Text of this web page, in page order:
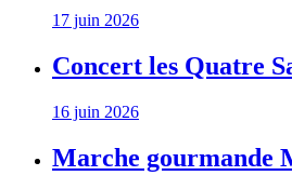
17 juin 2026
Concert les Quatre
16 juin 2026
Marche gourmande